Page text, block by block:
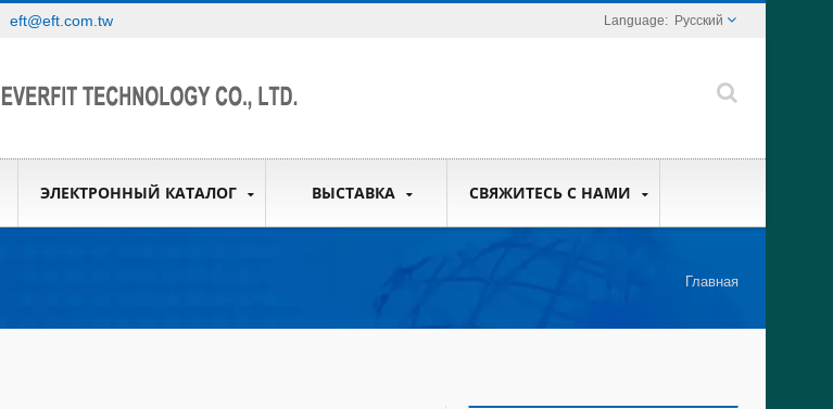
eft@eft.com.tw Русский
ЭЛЕКТРОННЫЙ КАТАЛОГ ВЫСТАВКА СВЯЖИТЕСЬ С НАМИ
Главная